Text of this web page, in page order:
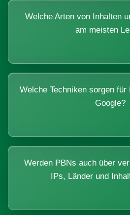
Welche Arten von Inhalten
am meisten
Welche Techniken sorgen
Google?
Werden PBNs auch über
IPs, Länder und